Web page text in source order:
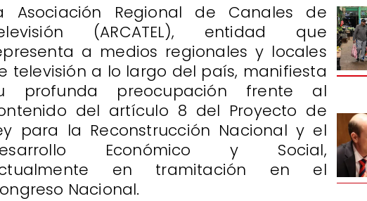
Asociación Regional de Canales de
(ARCATEL), entidad que
a medios regionales y locales
televisión a lo largo del país, manifiesta
profunda preocupación frente al
del artículo 8 del Proyecto de
para la Reconstrucción Nacional y el
Económico y Social,
en tramitación en el
Nacional.